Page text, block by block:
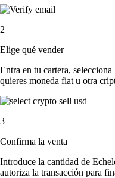
2
Elige qué vender
Entra en tu cartera,
quieres moneda fiat u otra
3
Confirma la venta
Introduce la cantidad de
autoriza la transacción para